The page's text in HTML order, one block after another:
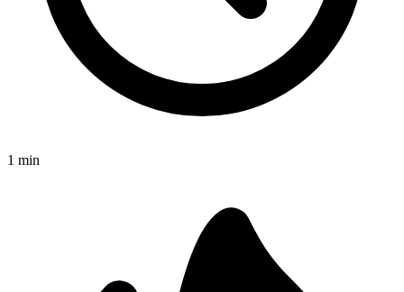
1 min